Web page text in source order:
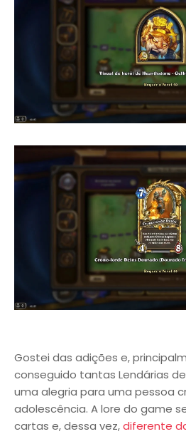
Gostei das adições e,
conseguido tantas Lendárias
uma alegria para uma pessoa
adolescência. A lore do game
cartas e, dessa vez,diferente